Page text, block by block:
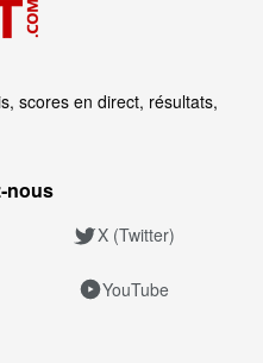
scores en direct, résultats,
X (Twitter)
YouTube